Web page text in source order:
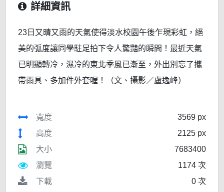
詳細資訊
23日又晴又雨的天氣使得淡水校園午後乍現彩虹，絕
美的弧度讓同學駐足拍下令人驚豔的瞬間！最近天氣
已明顯轉冷，濕冷的東北季風已漸至，外出別忘了攜
帶雨具、多加件外套喔！（文、攝影／盧逸峰）
寬度
3569 px
高度
2125 px
大小
7683400
瀏覽
1174 次
下載
0 次